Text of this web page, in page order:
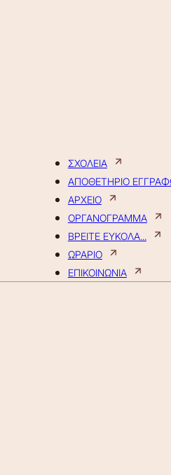
ΣΧΟΛΕΙΑ
ΑΠΟΘΕΤΗΡΙΟ
ΑΡΧΕΙΟ
ΟΡΓΑΝΟΓΡΑΜΜΑ
ΒΡΕΙΤΕ ΕΥΚΟΛΑ...
ΩΡΑΡΙΟ
ΕΠΙΚΟΙΝΩΝΙΑ